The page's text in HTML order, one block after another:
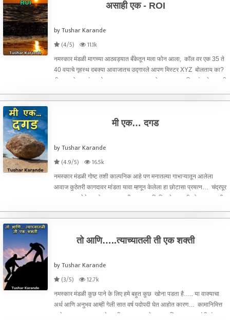
असाही एक - ROI
by Tushar Karande
(4/5)
11.1k
नमस्कार मंडळी मागच्या आठवड्यात बँकेतून मला फोन आला, कॉल वर एक 35 ते
40 वयाचे गृहस्थ दबक्या आवाजातच उद्गारले आपण मिस्टर XYZ बोलताय का?
मी सुद्धा हो म्हटलं…. बोला काय मदत करू शकतो असा प्रश्न मि त्यांना केला.. ती
मी एक… दगड
by Tushar Karande
(4.9/5)
16.5k
नमस्कार मंडळी गोष्ट तशी काल्पनिक आहे पण मनातल्या गाभाऱ्यातून आलेला
आवाज कुठेतरी कागदावर मांडता यावा म्हणून केलेला हा छोटासा प्रयत्न… चंद्रपूर
नावाचा एक खेडेगाव होत, गाव अगदी लहान आणि तिकडे राहणारी लोक तर अगदी
तो आणि…..त्याच्यातली ती एक शक्ती
by Tushar Karande
(3/5)
12.7k
नमस्कार मंडळी कुछ पाने के लिए हमे बहुत कुछ खोना पडता है….. या वाक्याचा
अर्थ आणि अनुभव आम्ही गेली सात वर्ष पदोपदी घेत आहोत कारण… कामानिमित्त
परदेशात असल्याकारणाने आम्ही आमच्या मायदेशाला आणि आमच्या कुटुंबीयांना